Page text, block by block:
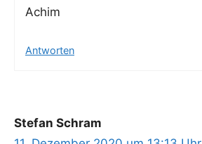
Achim
Antworten
Stefan Schram